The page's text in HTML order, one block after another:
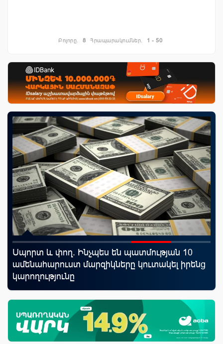
Բոլորը. 8 Հրապարակումներ. 1 - 50
Սպորտ և փող. Ինչպես են պատմության 10
ամենահարուստ մարզիկները կուտակել իրենց
կարողությունը